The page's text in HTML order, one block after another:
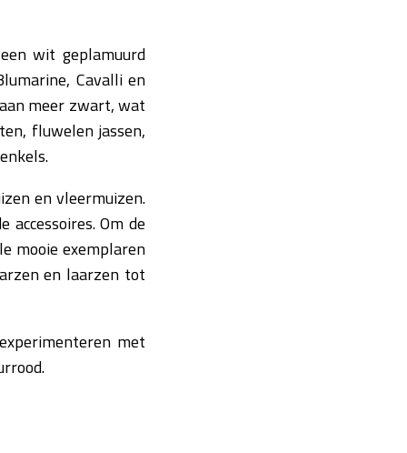
wit geplamuurd
Cavalli en
meer zwart, wat
fluwelen jassen,
en vleermuizen.
Om de
mooie exemplaren
en laarzen tot
met